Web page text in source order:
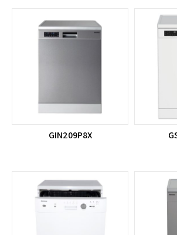
GIN209P8X